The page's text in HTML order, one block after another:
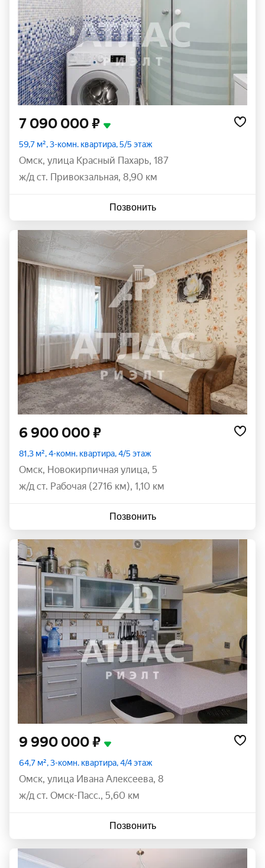
7 090 000 ₽
59,7 м², 3-комн. квартира, 5/5 этаж
Омск, улица Красный Пахарь, 187
ж/д ст. Привокзальная, 8,90 км
Позвонить
6 900 000 ₽
81,3 м², 4-комн. квартира, 4/5 этаж
Омск, Новокирпичная улица, 5
ж/д ст. Рабочая (2716 км), 1,10 км
Позвонить
9 990 000 ₽
64,7 м², 3-комн. квартира, 4/4 этаж
Омск, улица Ивана Алексеева, 8
ж/д ст. Омск-Пасс., 5,60 км
Позвонить